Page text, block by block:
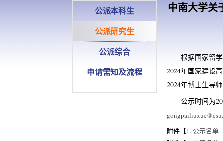
公派本科生
公派研究生
公派综合
申请需知及流程
中南大学关
根据国家留
2024年国家建设
2024年博士生导
公示时间为
附件【1. 公示名单